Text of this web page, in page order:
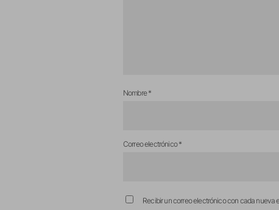
Nombre*
Correo electrónico*
Recibir un correo electrónico con cada nueva